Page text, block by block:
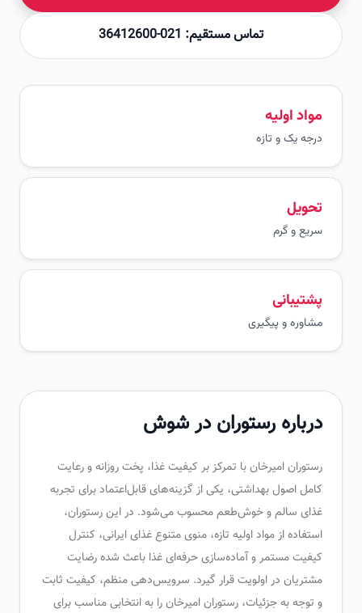
تماس مستقیم: 021-36412600
مواد اولیه
درجه یک و تازه
سریع و گرم
پشتیبانی
مشاوره و پیگیری
درباره رستوران در شوش
رستوران امیرخان با تمرکز بر کیفیت غذا، پخت روزانه و رعایت
کامل اصول بهداشتی، یکی از گزینه‌های قابل‌اعتماد برای تجربه
غذای سالم و خوش‌طعم محسوب می‌شود. در این رستوران،
استفاده از مواد اولیه تازه، منوی متنوع غذای ایرانی، کنترل
کیفیت مستمر و آماده‌سازی حرفه‌ای غذا باعث شده رضایت
مشتریان در اولویت قرار گیرد. سرویس‌دهی منظم، کیفیت ثابت
و توجه به جزئیات، رستوران امیرخان را به انتخابی مناسب برای